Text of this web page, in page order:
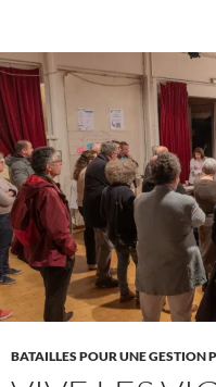
contenu
BATAILLES POUR UNE GESTION